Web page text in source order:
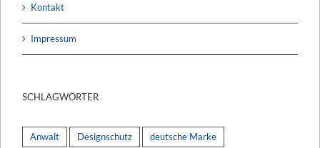
Kontakt
Impressum
SCHLAGWÖRTER
Anwalt Designschutz deutsche Marke